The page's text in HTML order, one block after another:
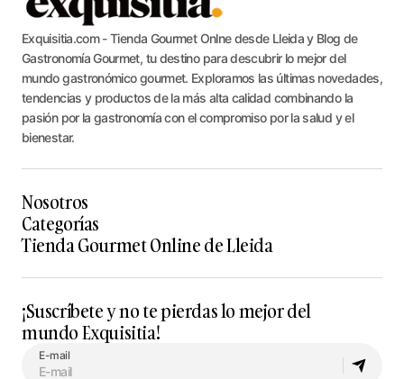
Exquisitia.com - Tienda Gourmet Onlne desde Lleida y Blog de
Gastronomía Gourmet, tu destino para descubrir lo mejor del
mundo gastronómico gourmet. Exploramos las últimas novedades,
tendencias y productos de la más alta calidad combinando la
pasión por la gastronomía con el compromiso por la salud y el
bienestar.
Nosotros
Categorías
Tienda Gourmet Online de Lleida
¡Suscríbete y no te pierdas lo mejor del
mundo Exquisitia!
E-mail